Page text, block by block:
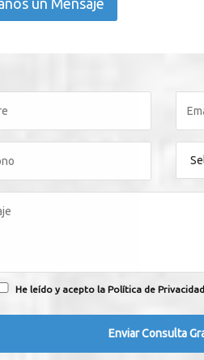
un Mensaje
He leído y acepto la Política de